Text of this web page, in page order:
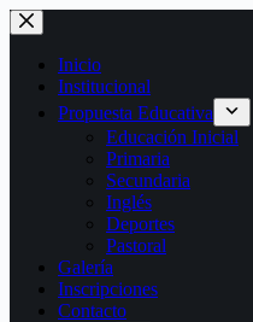
Saltar
al
contenido
Inicio
Institucional
Propuesta Educativa
Educación Inicial
Primaria
Secundaria
Inglés
Deportes
Pastoral
Galería
Inscripciones
Contacto